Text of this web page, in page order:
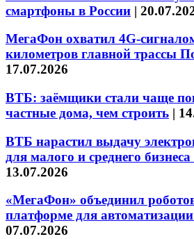
смартфоны в России |
МегаФон охватил 4G-
километров главной трассы
17.07.2026
ВТБ: заёмщики стали чаще
частные дома, чем строить |
ВТБ нарастил выдачу
для малого и среднего
13.07.2026
«МегаФон» объединил
платформе для
07.07.2026